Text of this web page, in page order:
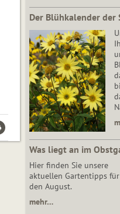
Der Blühkalender der
Was liegt an im
Hier finden Sie unsere
aktuellen Gartentipps für
den August.
mehr…